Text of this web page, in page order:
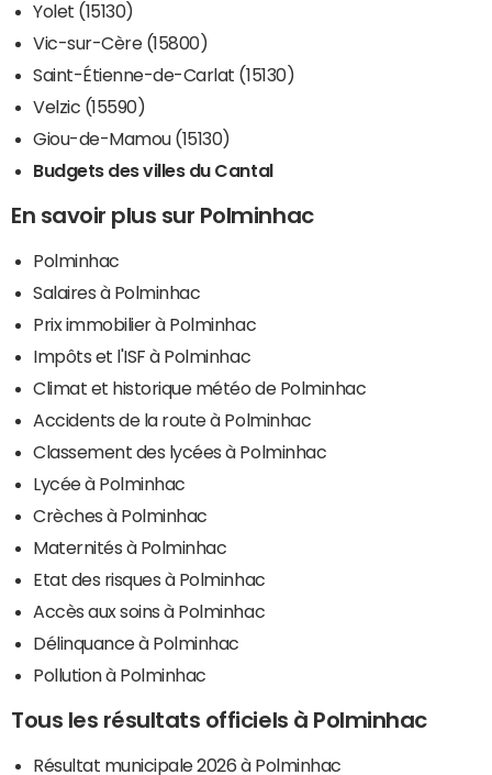
Yolet (15130)
Vic-sur-Cère (15800)
Saint-Étienne-de-Carlat (15130)
Velzic (15590)
Giou-de-Mamou (15130)
Budgets des villes du Cantal
En savoir plus sur Polminhac
Polminhac
Salaires à Polminhac
Prix immobilier à Polminhac
Impôts et l'ISF à Polminhac
Climat et historique météo de Polminhac
Accidents de la route à Polminhac
Classement des lycées à Polminhac
Lycée à Polminhac
Crèches à Polminhac
Maternités à Polminhac
Etat des risques à Polminhac
Accès aux soins à Polminhac
Délinquance à Polminhac
Pollution à Polminhac
Tous les résultats officiels à Polminhac
Résultat municipale 2026 à Polminhac